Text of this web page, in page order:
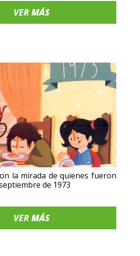
VERMÁS
la mirada de quienes fueron
de 1973
VERMÁS